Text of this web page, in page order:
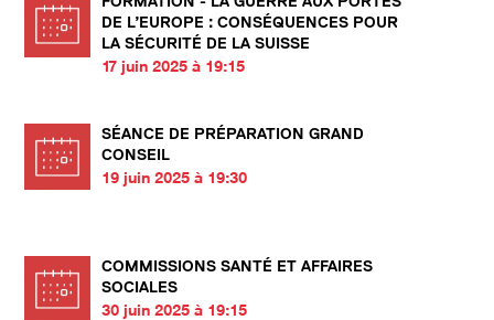
DE L’EUROPE : CONSÉQUENCES POUR
LA SÉCURITÉ DE LA SUISSE
17 juin 2025 à 19:15
SÉANCE DE PRÉPARATION GRAND
CONSEIL
19 juin 2025 à 19:30
COMMISSIONS SANTÉ ET AFFAIRES
SOCIALES
30 juin 2025 à 19:15